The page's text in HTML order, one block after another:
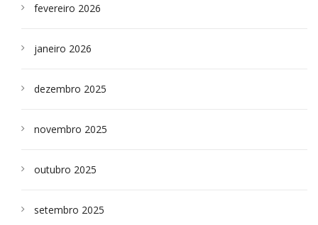
fevereiro 2026
janeiro 2026
dezembro 2025
novembro 2025
outubro 2025
setembro 2025